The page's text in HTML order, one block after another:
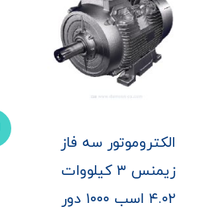
الکتروموتور سه فاز
زیمنس ۳ کیلووات
۴.۰۲ اسب ۱۰۰۰ دور